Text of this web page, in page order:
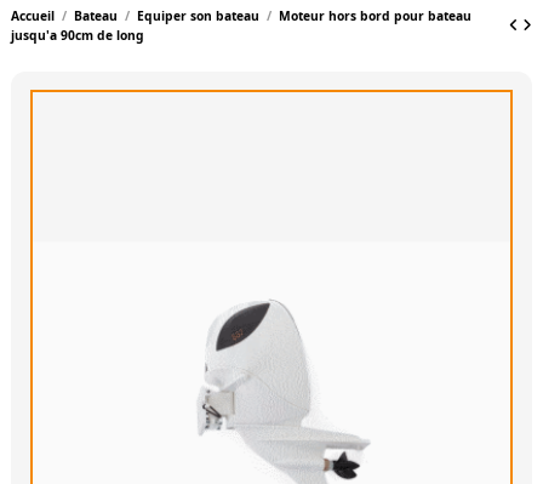
Accueil Bateau Equiper son bateau
Moteur hors bord pour bateau
jusqu'a 90cm de long